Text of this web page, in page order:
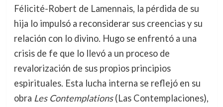
Félicité-Robert de Lamennais, la pérdida de su
hija lo impulsó a reconsiderar sus creencias y su
relación con lo divino. Hugo se enfrentó a una
crisis de fe que lo llevó a un proceso de
revalorización de sus propios principios
espirituales. Esta lucha interna se reflejó en su
obra Les Contemplations(Las Contemplaciones),